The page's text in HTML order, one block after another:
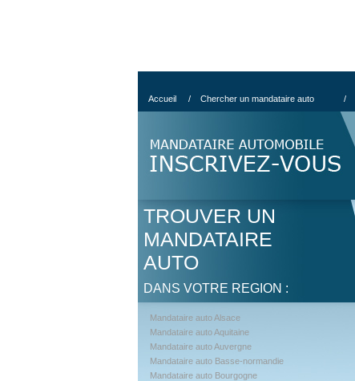
Accueil
/ Chercher un mandataire auto /
TROUVER UN
MANDATAIRE
AUTO
DANS VOTRE REGION :
Mandataire auto Alsace
Mandataire auto Aquitaine
Mandataire auto Auvergne
Mandataire auto Basse-normandie
Mandataire auto Bourgogne